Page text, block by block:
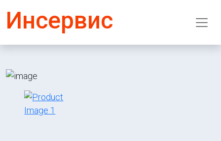
Инсервис